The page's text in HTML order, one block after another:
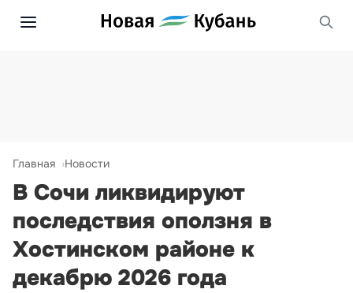
Главная Новости
В Сочи ликвидируют
последствия оползня в
Хостинском районе к
декабрю 2026 года